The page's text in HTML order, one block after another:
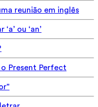
reunião em inglês
ou ‘an’
Present Perfect